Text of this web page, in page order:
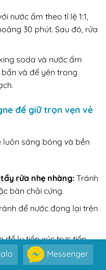
nước ấm theo tỉ lệ 1:1,
30 phút. Sau đó, rửa
soda và nước ấm
và để yên trong
để giữ trọn vẹn vẻ
sáng bóng và bền
rửa nhẹ nhàng: Tránh
bàn chải cứng.
để nước đọng lại trên
để ly tiếp xúc trực tiếp
ẩm thấp.
Messenger